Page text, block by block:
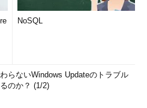
NoSQL
らないWindows Updateのトラブル
のか？ (1/2)